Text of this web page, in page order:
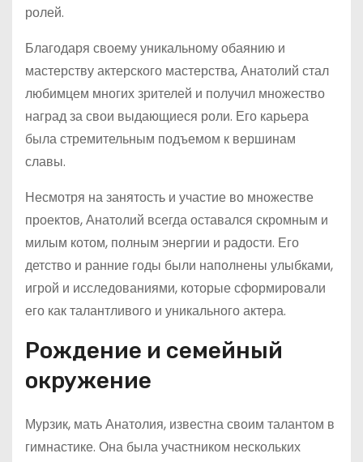
ролей.
Благодаря своему уникальному обаянию и
мастерству актерского мастерства, Анатолий стал
любимцем многих зрителей и получил множество
наград за свои выдающиеся роли. Его карьера
была стремительным подъемом к вершинам
славы.
Несмотря на занятость и участие во множестве
проектов, Анатолий всегда оставался скромным и
милым котом, полным энергии и радости. Его
детство и ранние годы были наполнены улыбками,
игрой и исследованиями, которые сформировали
его как талантливого и уникального актера.
Рождение и семейный
окружение
Мурзик, мать Анатолия, известна своим талантом в
гимнастике. Она была участником нескольких